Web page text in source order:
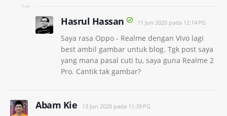
Hasrul Hassan 11 Jun 2020 pada 12:14 PG
Saya rasa Oppo - Realme dengan Vivo lagi
best ambil gambar untuk blog. Tgk post saya
yang mana pasal cuti tu, saya guna Realme 2
Pro. Cantik tak gambar?
Abam Kie 13 Jun 2020 pada 11:39 PG